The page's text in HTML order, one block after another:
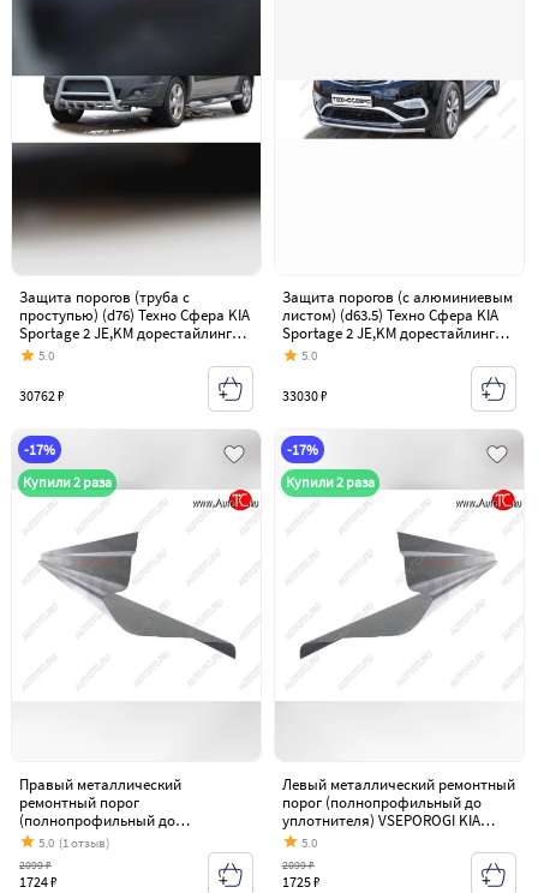
Защита порогов (труба с
проступью) (d76) Техно Сфера KIA
Sportage 2 JE,KM дорестайлинг
(2004-2008)
5.0
30762 ₽
Защита порогов (с алюминиевым
листом) (d63.5) Техно Сфера KIA
Sportage 2 JE,KM дорестайлинг
(2004-2008)
5.0
33030 ₽
-17%
Купили 2 раза
Правый металлический
ремонтный порог
(полнопрофильный до
уплотнителя) VSEPOROGI KIA
Sportage 2 JE,KM дорестайлинг
(2004-2008)
5.0 (1 отзыв)
1724 ₽
2099 ₽
-17%
Купили 2 раза
Левый металлический ремонтный
порог (полнопрофильный до
уплотнителя) VSEPOROGI KIA
Sportage 2 JE,KM дорестайлинг
5.0
1725 ₽
2099 ₽